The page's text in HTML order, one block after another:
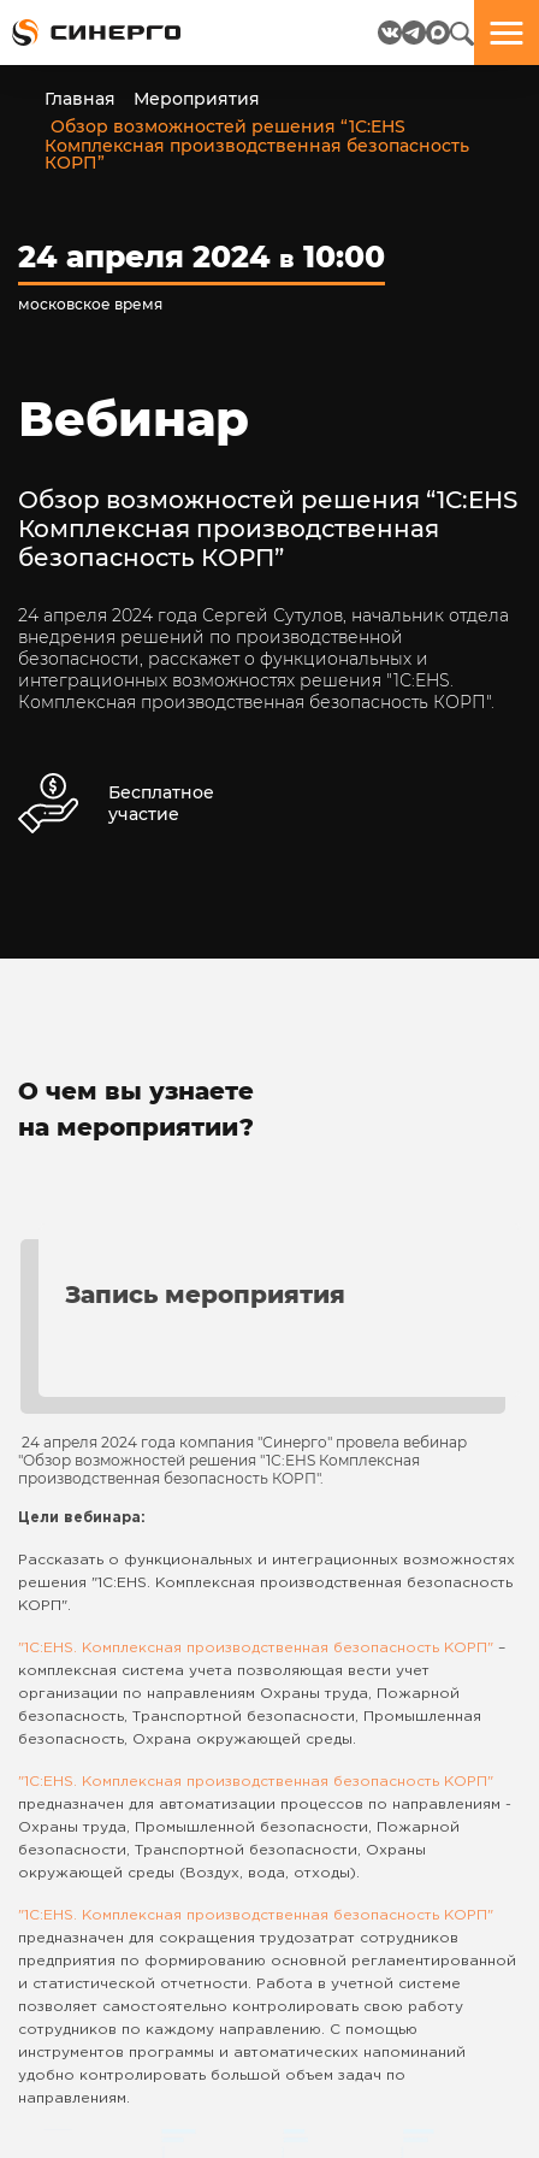
Главная
Мероприятия
Обзор возможностей решения “1С:EHS
Комплексная производственная безопасность
КОРП”
24 апреля 2024 в 10:00
московское время
Вебинар
Обзор возможностей решения “1С:EHS
Комплексная производственная
безопасность КОРП”
24 апреля 2024 года Сергей Сутулов, начальник отдела
внедрения решений по производственной
безопасности, расскажет о функциональных и
интеграционных возможностях решения "1С:EHS.
Комплексная производственная безопасность КОРП".
Бесплатное
участие
О чем вы узнаете
на мероприятии?
Запись мероприятия
24 апреля 2024 года компания "Синерго" провела вебинар
"Обзор возможностей решения "1С:EHS Комплексная
производственная безопасность КОРП".
Цели вебинара:
Рассказать о функциональных и интеграционных возможностях
решения "1С:EHS. Комплексная производственная безопасность
КОРП".
"1С:EHS. Комплексная производственная безопасность КОРП" –
комплексная система учета позволяющая вести учет
организации по направлениям Охраны труда, Пожарной
безопасность, Транспортной безопасности, Промышленная
безопасность, Охрана окружающей среды.
"1С:EHS. Комплексная производственная безопасность КОРП"
предназначен для автоматизации процессов по направлениям -
Охраны труда, Промышленной безопасности, Пожарной
безопасности, Транспортной безопасности, Охраны
окружающей среды (Воздух, вода, отходы).
"1С:EHS. Комплексная производственная безопасность КОРП"
предназначен для сокращения трудозатрат сотрудников
предприятия по формированию основной регламентированной
и статистической отчетности. Работа в учетной системе
позволяет самостоятельно контролировать свою работу
сотрудников по каждому направлению. С помощью
инструментов программы и автоматических напоминаний
удобно контролировать большой объем задач по
направлениям.
Отлично!
Данные
успешно
отправлены.
пёсика.
Ведь
многие
ЕЩЁ!
Отлично!
Бриф
отправлен.